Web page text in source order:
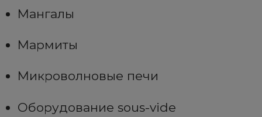
Мангалы
Мармиты
Микроволновые печи
Оборудование sous-vide